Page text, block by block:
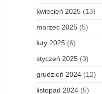
kwiecień 2025 (13)
marzec 2025 (5)
luty 2025 (6)
styczeń 2025 (3)
grudzień 2024 (12)
listopad 2024 (5)